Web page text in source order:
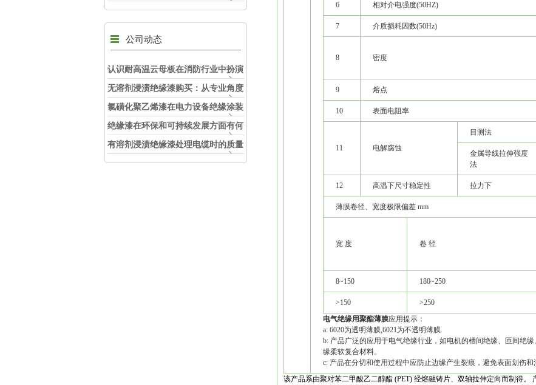
融合剂
公司动态
认识耐高温云母板在消防行业中扮演
的角色
无溶剂浸渍绝缘漆购买：从专业角度
看如何选择
氯磺化聚乙烯漆在电力设备绝缘涂装
中的实际应用效果
绝缘漆在环保和可持续发展方面有何
考虑？
有溶剂浸渍绝缘漆处理电缆时的质量
和安全性考虑因素
6 相对介电强度(50HZ)
7 介质损耗因数(50Hz)
8 密度
9 熔点
10 表面电阻率
11 电解腐蚀
目测法
金属导线拉伸强度
法
12 高温下尺寸稳定性 拉力下
薄膜卷径、宽度极限偏差 mm
宽 度 卷 径
8~150 180~250
>150 >250
电气绝缘用聚酯薄膜应用提示：
a: 6020为透明薄膜,6021为不透明薄膜.
b: 产品广泛的应用于电气绝缘行业，如电机的槽间绝缘、匝间绝
缘柔软复合材料。
c: 产品在分切和使用过程中应防止边缘产生裂痕，避免表面划伤和
该产品系由聚对苯二甲酸乙二醇酯 (PET) 经熔融铸片、双轴拉伸定向而制得。